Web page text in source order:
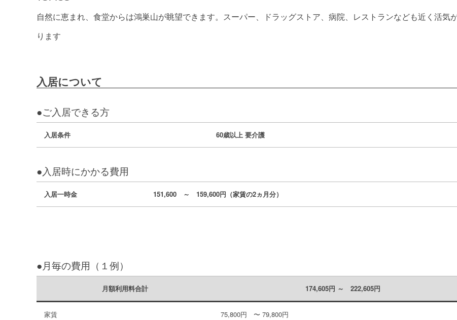
自然に恵まれ、食堂からは鴻巣山が眺望できます。スーパー、ドラッグストア、病院、レストランなども近く活気
ります
入居について
●ご入居できる方
入居条件 60歳以上 要介護
●入居時にかかる費用
入居一時金 151,600 ～ 159,600円（家賃の2ヵ月分）
●月毎の費用（１例）
月額利用料合計 174,605円 ～ 222,605円
家賃 75,800円 〜 79,800円